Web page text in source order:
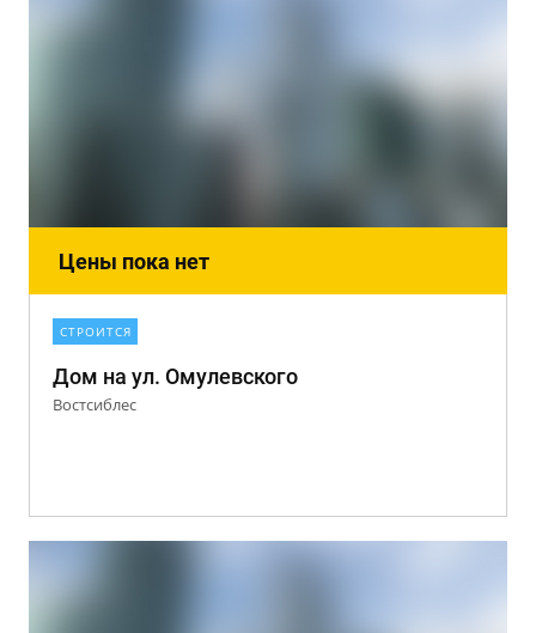
Цены пока нет
СТРОИТСЯ
Дом на ул. Омулевского
Востсиблес